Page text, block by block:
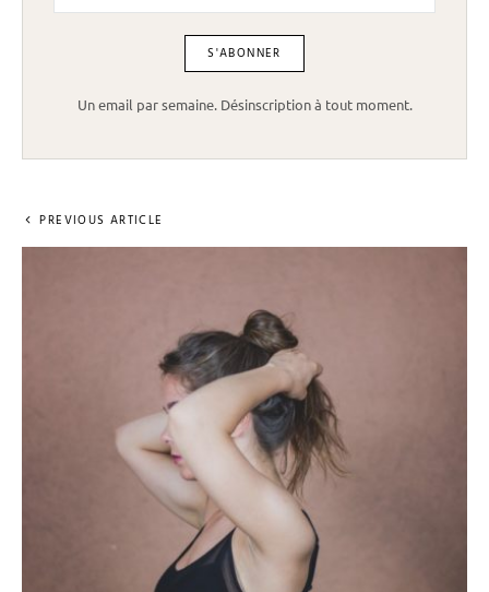
Un email par semaine. Désinscription à tout moment.
PREVIOUS ARTICLE